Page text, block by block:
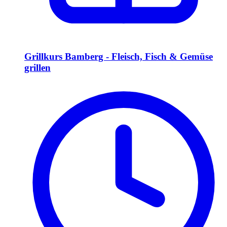
Grillkurs Bamberg - Fleisch, Fisch & Gemüse
grillen